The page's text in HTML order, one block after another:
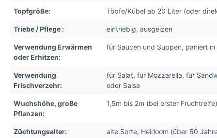
Topfgröße: Töpfe/Kübel ab 20 Liter (oder
Triebe / Pflege : eintriebig, ausgeizen
Verwendung Erwärmen
oder Erhitzen:
für Saucen und Suppen, paniert
Verwendung
Frischverzehr:
für Salat, für Mozzarella, für
oder Salsa
Wuchshöhe, große
Pflanzen:
1,5m bis 2m (bei erster Fruchtreife)
Züchtungsalter: alte Sorte, Heirloom (über 50